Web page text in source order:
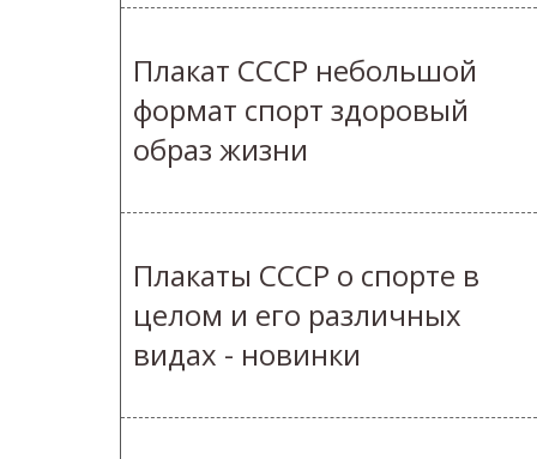
Плакат СССР небольшой
формат спорт здоровый
образ жизни
Плакаты СССР о спорте в
целом и его различных
видах - новинки